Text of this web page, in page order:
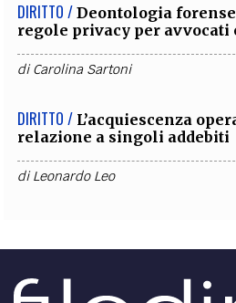
DIRITTO / Deontologia
regole privacy per avvocati
diCarolina Sartoni
DIRITTO / L’acquiescenza
relazione a singoli addebiti
diLeonardo Leo